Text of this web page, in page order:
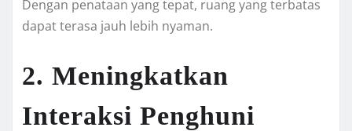
Dengan penataan yang tepat, ruang yang terbatas
dapat terasa jauh lebih nyaman.
2. Meningkatkan
Interaksi Penghuni